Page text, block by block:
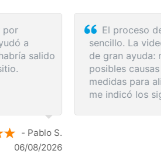
reserva fue sumamente
con la médica resultó
explicó detalladamente las
de mi dolencia, me recomendó
los síntomas de inmediato y
pasos a seguir según